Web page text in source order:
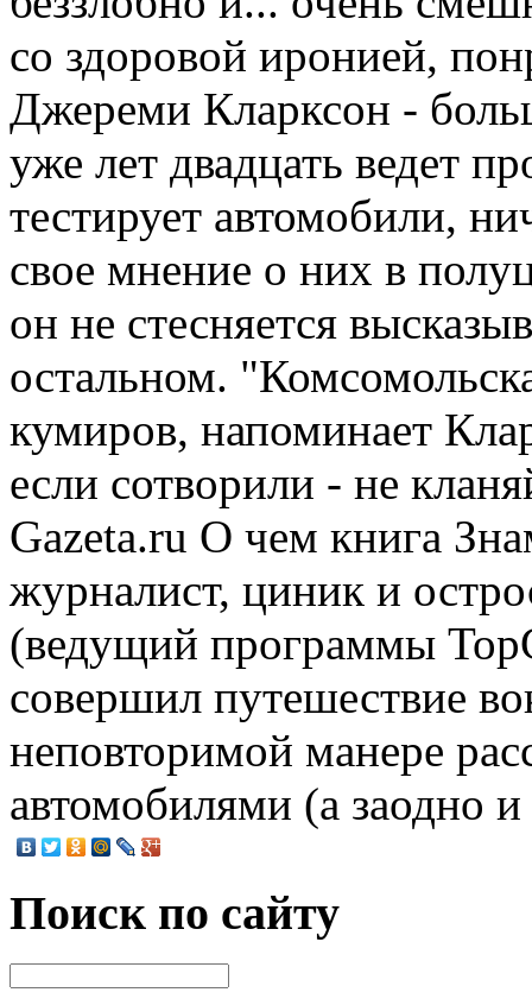
со здоровой иронией,
Джереми Кларксон -
уже лет двадцать ведет
тестирует автомобили,
свое мнение о них в
он не стесняется
остальном.
кумиров, напоминает
если сотворили - не
Gazeta.ru О чем книга
журналист, циник и
(ведущий программы
совершил путешествие
неповторимой манере
автомобилями (а заодно и
Поиск по сайту